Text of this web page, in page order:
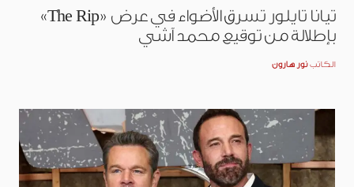
تيانا تايلور تسرق الأضواء في عرض «The Rip»
بإطلالة من توقيع محمد آشي
الكاتب نور هارون